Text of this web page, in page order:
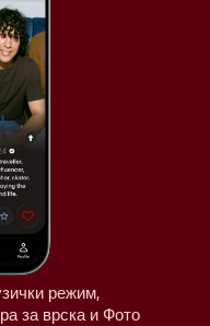
режим,
за врска и Фото